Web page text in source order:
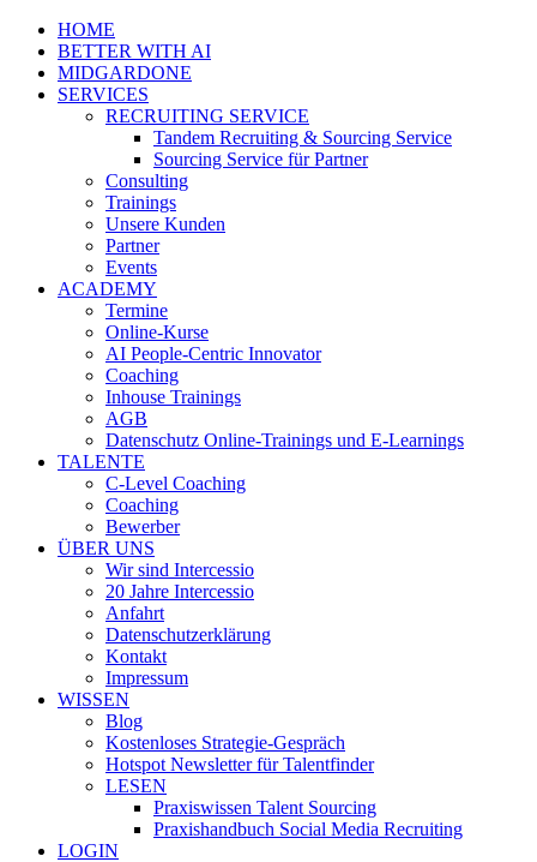
HOME
BETTER WITH AI
MIDGARDONE
SERVICES
RECRUITING SERVICE
Tandem Recruiting & Sourcing Service
Sourcing Service für Partner
Consulting
Trainings
Unsere Kunden
Partner
Events
ACADEMY
Termine
Online-Kurse
AI People-Centric Innovator
Coaching
Inhouse Trainings
AGB
Datenschutz Online-Trainings und E-Learnings
TALENTE
C-Level Coaching
Coaching
Bewerber
ÜBER UNS
Wir sind Intercessio
20 Jahre Intercessio
Anfahrt
Datenschutzerklärung
Kontakt
Impressum
WISSEN
Blog
Kostenloses Strategie-Gespräch
Hotspot Newsletter für Talentfinder
LESEN
Praxiswissen Talent Sourcing
Praxishandbuch Social Media Recruiting
LOGIN